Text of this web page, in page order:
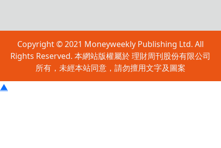
Copyright © 2021 Moneyweekly Publishing Ltd. All
Rights Reserved. 本網站版權屬於 理財周刊股份有限公司
所有，未經本站同意，請勿擅用文字及圖案
▲